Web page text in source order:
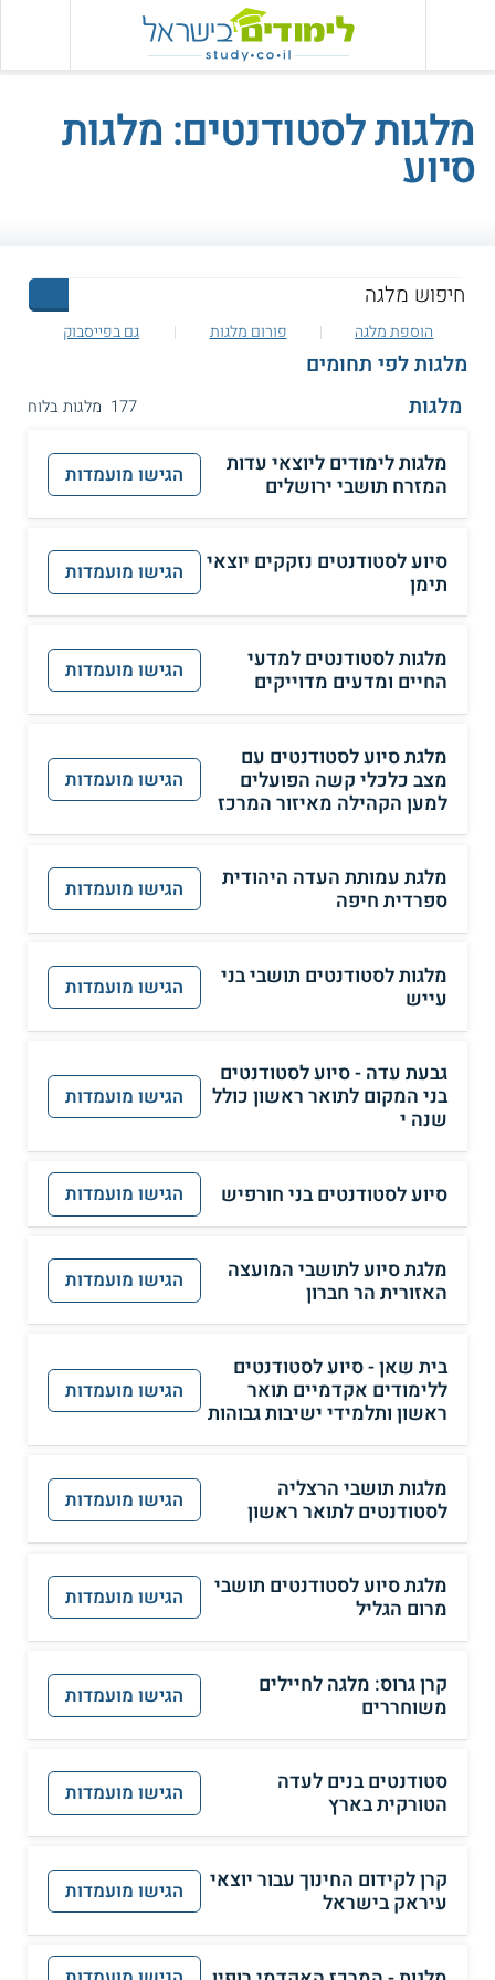
מלגות לסטודנטים: מלגות
סיוע
הוספת מלגה פורום מלגות גם בפייסבוק
מלגות לפי תחומים
מלגות
177 מלגות בלוח
מלגות לימודים ליוצאי עדות
המזרח תושבי ירושלים
הגישו מועמדות
סיוע לסטודנטים נזקקים יוצאי
תימן
הגישו מועמדות
מלגות לסטודנטים למדעי
החיים ומדעים מדוייקים
הגישו מועמדות
מלגת סיוע לסטודנטים עם
מצב כלכלי קשה הפועלים
למען הקהילה מאיזור המרכז
הגישו מועמדות
מלגת עמותת העדה היהודית
ספרדית חיפה
הגישו מועמדות
מלגות לסטודנטים תושבי בני
עייש
הגישו מועמדות
גבעת עדה - סיוע לסטודנטים
בני המקום לתואר ראשון כולל
שנה י
הגישו מועמדות
סיוע לסטודנטים בני חורפיש הגישו מועמדות
מלגת סיוע לתושבי המועצה
האזורית הר חברון
הגישו מועמדות
בית שאן - סיוע לסטודנטים
ללימודים אקדמיים תואר
ראשון ותלמידי ישיבות גבוהות
הגישו מועמדות
מלגות תושבי הרצליה
לסטודנטים לתואר ראשון
הגישו מועמדות
מלגת סיוע לסטודנטים תושבי
מרום הגליל
הגישו מועמדות
קרן גרוס: מלגה לחיילים
משוחררים
הגישו מועמדות
סטודנטים בנים לעדה
הטורקית בארץ
הגישו מועמדות
קרן לקידום החינוך עבור יוצאי
עיראק בישראל
הגישו מועמדות